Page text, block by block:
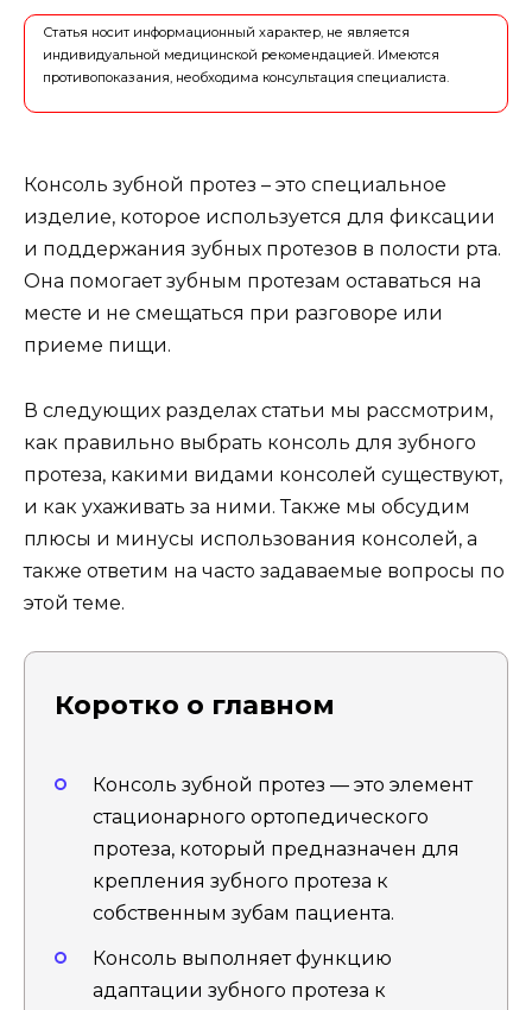
Статья носит информационный характер, не является
индивидуальной медицинской рекомендацией. Имеются
противопоказания, необходима консультация специалиста.
Консоль зубной протез – это специальное
изделие, которое используется для фиксации
и поддержания зубных протезов в полости рта.
Она помогает зубным протезам оставаться на
месте и не смещаться при разговоре или
приеме пищи.
В следующих разделах статьи мы рассмотрим,
как правильно выбрать консоль для зубного
протеза, какими видами консолей существуют,
и как ухаживать за ними. Также мы обсудим
плюсы и минусы использования консолей, а
также ответим на часто задаваемые вопросы по
этой теме.
Коротко о главном
Консоль зубной протез — это элемент
стационарного ортопедического
протеза, который предназначен для
крепления зубного протеза к
собственным зубам пациента.
Консоль выполняет функцию
адаптации зубного протеза к